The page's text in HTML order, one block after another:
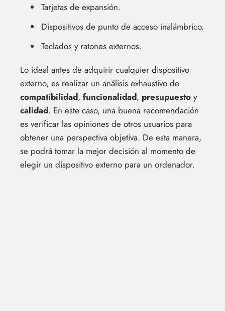
Tarjetas de expansión.
Dispositivos de punto de acceso inalámbrico.
Teclados y ratones externos.
Lo ideal antes de adquirir cualquier dispositivo
externo, es realizar un análisis exhaustivo de
compatibilidad, funcionalidad, presupuesto y
calidad. En este caso, una buena recomendación
es verificar las opiniones de otros usuarios para
obtener una perspectiva objetiva. De esta manera,
se podrá tomar la mejor decisión al momento de
elegir un dispositivo externo para un ordenador.